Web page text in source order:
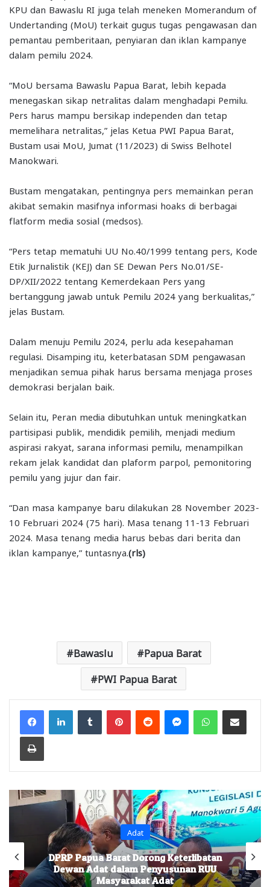
KPU dan Bawaslu RI juga telah meneken Momerandum of
Undertanding (MoU) terkait gugus tugas pengawasan dan
pemantau pemberitaan, penyiaran dan iklan kampanye
dalam pemilu 2024.
“MoU bersama Bawaslu Papua Barat, lebih kepada
menegaskan sikap netralitas dalam menghadapi Pemilu.
Pers harus mampu bersikap independen dan tetap
memelihara netralitas,” jelas Ketua PWI Papua Barat,
Bustam usai MoU, Jumat (11/2023) di Swiss Belhotel
Manokwari.
Bustam mengatakan, pentingnya pers memainkan peran
akibat semakin masifnya informasi hoaks di berbagai
flatform media sosial (medsos).
“Pers tetap mematuhi UU No.40/1999 tentang pers, Kode
Etik Jurnalistik (KEJ) dan SE Dewan Pers No.01/SE-
DP/XII/2022 tentang Kemerdekaan Pers yang
bertanggung jawab untuk Pemilu 2024 yang berkualitas,”
jelas Bustam.
Dalam menuju Pemilu 2024, perlu ada kesepahaman
regulasi. Disamping itu, keterbatasan SDM pengawasan
menjadikan semua pihak harus bersama menjaga proses
demokrasi berjalan baik.
Selain itu, Peran media dibutuhkan untuk meningkatkan
partisipasi publik, mendidik pemilih, menjadi medium
aspirasi rakyat, sarana informasi pemilu, menampilkan
rekam jelak kandidat dan plaform parpol, pemonitoring
pemilu yang jujur dan fair.
“Dan masa kampanye baru dilakukan 28 November 2023-
10 Februari 2024 (75 hari). Masa tenang 11-13 Februari
2024. Masa tenang media harus bebas dari berita dan
iklan kampanye,” tuntasnya. (rls)
Bawaslu Papua Barat
PWI Papua Barat
FacebookLinkedInTumblr PinterestReddit MessengerWhatsAppShare via Email
Print
Adat
DPRP Papua Barat Dorong Keterlibatan
Dewan Adat dalam Penyusunan RUU
Masyarakat Adat